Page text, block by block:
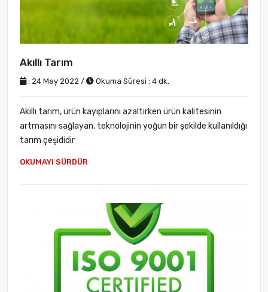
Akıllı Tarım
: 24 May 2022 / Okuma Süresi : 4 dk.
Akıllı tarım, ürün kayıplarını azaltırken ürün kalitesinin
artmasını sağlayan, teknolojinin yoğun bir şekilde kullanıldığı
tarım çeşididir
OKUMAYI SÜRDÜR